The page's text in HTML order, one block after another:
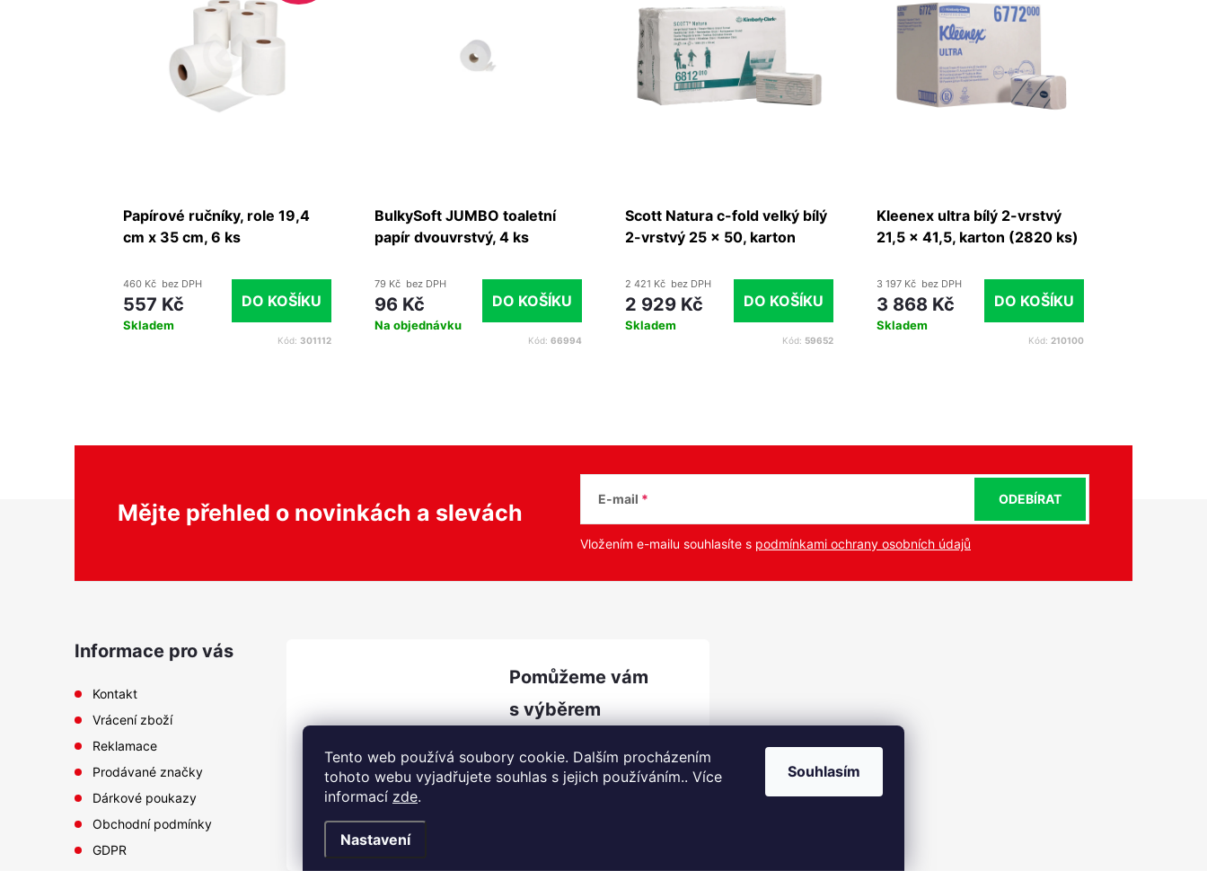
Tento web používá soubory cookie. Dalším procházením
tohoto webu vyjadřujete souhlas s jejich používáním.. Více
informací zde.
Nastavení
Souhlasím
Papírové ručníky, role 19,4
cm x 35 cm, 6 ks
460 Kč bez DPH
557 Kč
Skladem
DO KOŠÍKU
Kód: 301112
BulkySoft JUMBO toaletní
papír dvouvrstvý, 4 ks
79 Kč bez DPH
96 Kč
Na objednávku
DO KOŠÍKU
Kód: 66994
Scott Natura c-fold velký bílý
2-vrstvý 25 x 50, karton
2 421 Kč bez DPH
2 929 Kč
Skladem
DO KOŠÍKU
Kód: 59652
Kleenex ultra bílý 2-vrstvý
21,5 x 41,5, karton (2820 ks)
3 197 Kč bez DPH
3 868 Kč
Skladem
DO KOŠÍKU
Kód: 210100
Mějte přehled o novinkách a slevách
E-mail
Vložením e-mailu souhlasíte s podmínkami ochrany osobních údajů
ODEBÍRAT
Informace pro vás
Kontakt
Vrácení zboží
Reklamace
Prodávané značky
Dárkové poukazy
Obchodní podmínky
GDPR
@prozachran
u.cz